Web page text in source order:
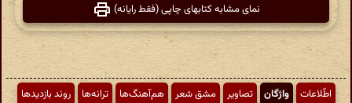
نمای مشابه کتابهای چاپی (فقط رایانه)
اطّلاعات واژگان تصاویر مشق شعر هم‌آهنگ‌ها ترانه‌ها
روند بازدیدها